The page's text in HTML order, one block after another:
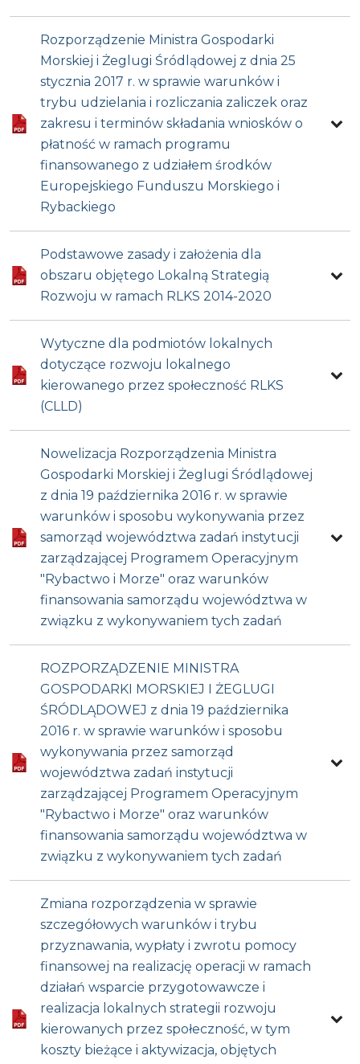
Rozporządzenie Ministra Gospodarki
Morskiej i Żeglugi Śródlądowej z dnia 25
stycznia 2017 r. w sprawie warunków i
trybu udzielania i rozliczania zaliczek oraz
zakresu i terminów składania wniosków o
płatność w ramach programu
finansowanego z udziałem środków
Europejskiego Funduszu Morskiego i
Rybackiego
Podstawowe zasady i założenia dla
obszaru objętego Lokalną Strategią
Rozwoju w ramach RLKS 2014-2020
Wytyczne dla podmiotów lokalnych
dotyczące rozwoju lokalnego
kierowanego przez społeczność RLKS
(CLLD)
Nowelizacja Rozporządzenia Ministra
Gospodarki Morskiej i Żeglugi Śródlądowej
z dnia 19 października 2016 r. w sprawie
warunków i sposobu wykonywania przez
samorząd województwa zadań instytucji
zarządzającej Programem Operacyjnym
"Rybactwo i Morze" oraz warunków
finansowania samorządu województwa w
związku z wykonywaniem tych zadań
ROZPORZĄDZENIE MINISTRA
GOSPODARKI MORSKIEJ I ŻEGLUGI
ŚRÓDLĄDOWEJ z dnia 19 października
2016 r. w sprawie warunków i sposobu
wykonywania przez samorząd
województwa zadań instytucji
zarządzającej Programem Operacyjnym
"Rybactwo i Morze" oraz warunków
finansowania samorządu województwa w
związku z wykonywaniem tych zadań
Zmiana rozporządzenia w sprawie
szczegółowych warunków i trybu
przyznawania, wypłaty i zwrotu pomocy
finansowej na realizację operacji w ramach
działań wsparcie przygotowawcze i
realizacja lokalnych strategii rozwoju
kierowanych przez społeczność, w tym
koszty bieżące i aktywizacja, objętych